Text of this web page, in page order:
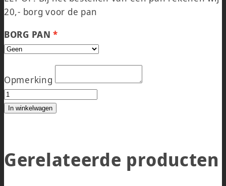
20,- borg voor de pan
BORG PAN
Opmerking
BAMI NASI PAN GROOT aantal
In winkelwagen
Gerelateerde producten